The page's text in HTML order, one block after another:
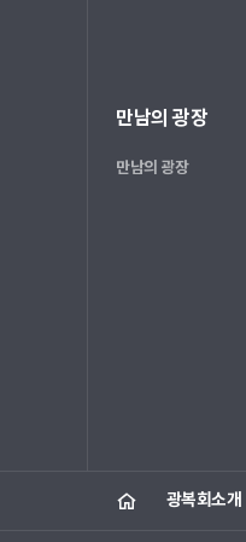
만남의 광장
만남의 광장
광복회소개